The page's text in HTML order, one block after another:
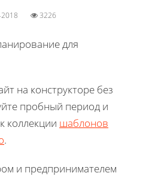
2018 3226
на конструкторе без
пробный период и
коллекции шаблонов
.
и предпринимателем